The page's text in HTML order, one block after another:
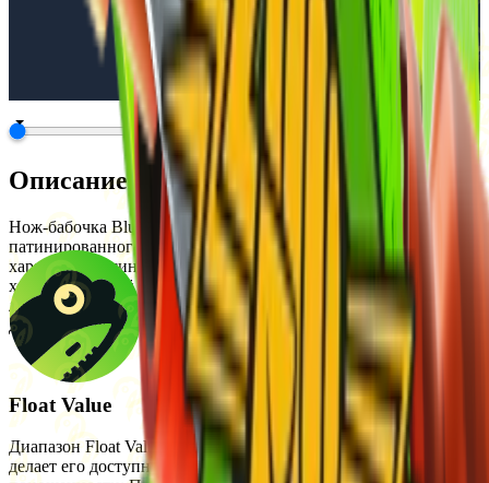
Описание
Нож-бабочка Blue Steel выполнен с использованием
патинированного покрытия, которое придаёт лезвию
характерный синий металлический оттенок. Доминирует
холодный синий цвет, придающий оружию строгий и
лаконичный вид. Патина подчёркивает структуру металла,
делая скин визуально привлекательным и деталированным.
Float Value
Диапазон Float Value для этого скина составляет от 0 до 1, что
делает его доступным в следующих состояниях